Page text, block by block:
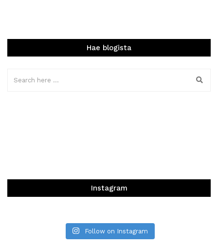
Hae blogista
Instagram
Follow on Instagram